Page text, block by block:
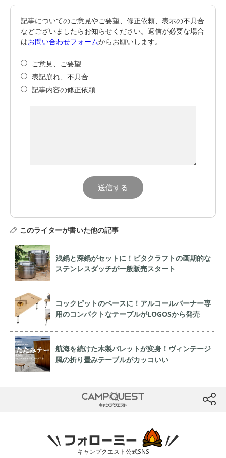
記事についてのご意見やご要望、修正依頼、表示の不具合
などございましたらお知らせください。返信が必要な場合
はお問い合わせフォームからお願いします。
ご意見、ご要望
表記崩れ、不具合
記事内容の修正依頼
このライターが書いた他の記事
浅鍋と深鍋がセットに！ビタクラフトの画期的な
ステンレスダッチが一般販売スタート
コックピットのベースに！アルコールバーナー専
用のコンパクトなテーブルがLOGOSから発売
航海を続けた木製パレットが変身！ヴィンテージ
風の折り畳みテーブルがカッコいい
btn
CAMP QUEST
キャンプクエスト公式SNS